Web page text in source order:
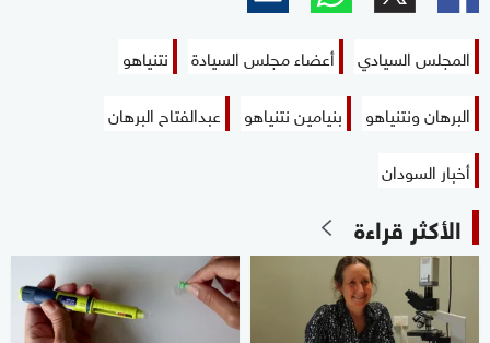
المجلس السيادي أعضاء مجلس السيادة
نتنياهو
البرهان ونتنياهو
بنيامين نتنياهو
عبدالفتاح البرهان
أخبار السودان
الأكثر قراءة